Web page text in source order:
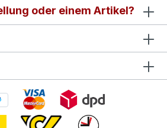
oder einem Artikel?